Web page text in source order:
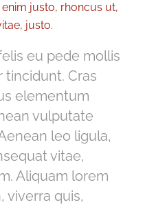
justo, rhoncus ut,
justo.
eu pede mollis
tincidunt. Cras
elementum
vulputate
leo ligula,
vitae,
Aliquam lorem
viverra quis,